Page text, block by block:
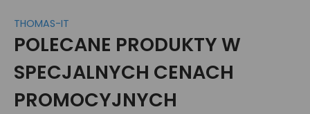
THOMAS-IT
POLECANE PRODUKTY W
SPECJALNYCH CENACH
PROMOCYJNYCH